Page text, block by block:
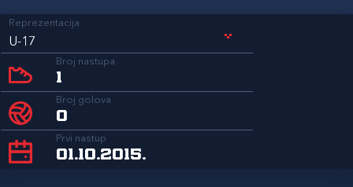
Reprezentacija
U-17
Broj nastupa
1
Broj golova
0
Prvi nastup
01.10.2015.